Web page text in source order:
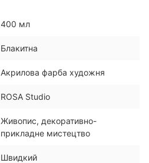
400 мл
Блакитна
Акрилова фарба художня
ROSA Studio
Живопис, декоративно-
прикладне мистецтво
Швидкий